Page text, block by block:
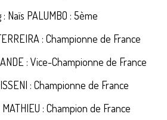
Naïs PALUMBO : 5ème
: Championne de France
: Vice-Championne de France
: Championne de France
: Champion de France